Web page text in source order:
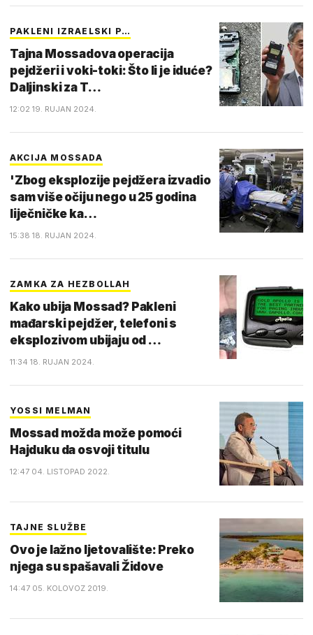
PAKLENI IZRAELSKI P…
Tajna Mossadova operacija
pejdžeri i voki-toki: Što li je iduće?
Daljinski za T…
12:02 19. RUJAN 2024.
AKCIJA MOSSADA
'Zbog eksplozije pejdžera izvadio
sam više očiju nego u 25 godina
liječničke ka…
15:38 18. RUJAN 2024.
ZAMKA ZA HEZBOLLAH
Kako ubija Mossad? Pakleni
mađarski pejdžer, telefoni s
eksplozivom ubijaju od …
11:34 18. RUJAN 2024.
YOSSI MELMAN
Mossad možda može pomoći
Hajduku da osvoji titulu
12:47 04. LISTOPAD 2022.
TAJNE SLUŽBE
Ovo je lažno ljetovalište: Preko
njega su spašavali Židove
14:47 05. KOLOVOZ 2019.